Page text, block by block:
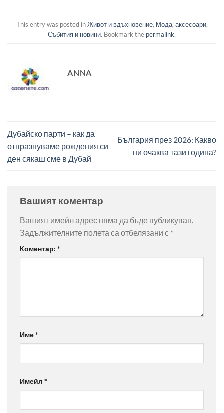
This entry was posted inЖивот и вдъхновение, Мода, аксесоари,
Събития и новини. Bookmark the permalink.
ANNA
Дубайско парти – как да
отпразнуваме рождения си
ден сякаш сме в Дубай
България през 2026: Какво
ни очаква тази година?
Вашият коментар
Вашият имейл адрес няма да бъде публикуван.
Задължителните полета са отбелязани с *
Коментар: *
Име*
Имейл *